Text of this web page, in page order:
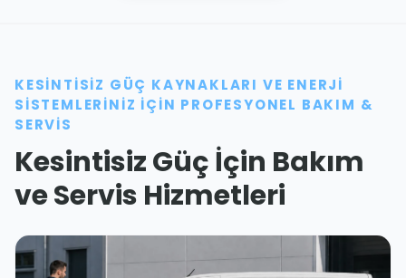
KESINTISIZ GÜÇ KAYNAKLARI VE ENERJI
SISTEMLERINIZ İÇIN PROFESYONEL BAKIM &
SERVIS
Kesintisiz Güç İçin Bakım
ve Servis Hizmetleri